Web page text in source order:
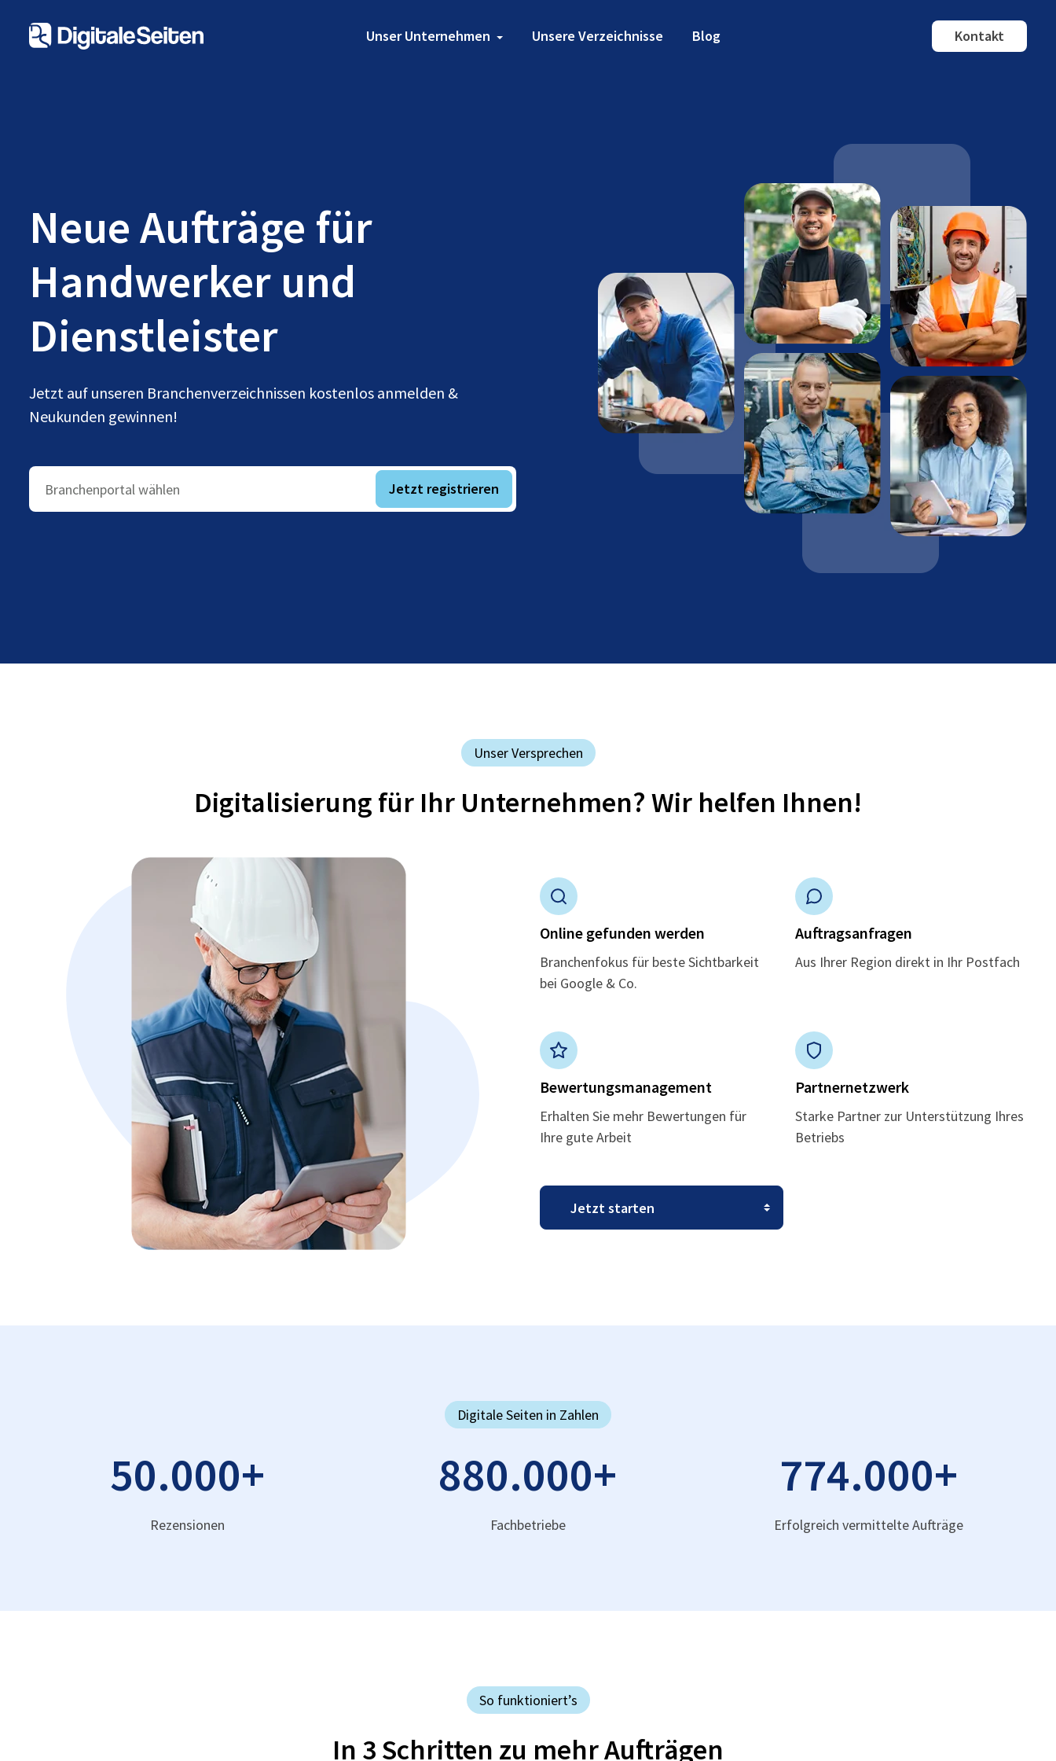
Unser Unternehmen Unsere Verzeichnisse Blog Kontakt
Neue Aufträge für
Handwerker und
Dienstleister
Jetzt auf unseren Branchenverzeichnissen kostenlos anmelden &
Neukunden gewinnen!
Branchenportal wählen Jetzt registrieren
Unser Versprechen
Digitalisierung für Ihr Unternehmen? Wir helfen Ihnen!
Online gefunden werden
Branchenfokus für beste Sichtbarkeit
bei Google & Co.
Auftragsanfragen
Aus Ihrer Region direkt in Ihr Postfach
Bewertungsmanagement
Erhalten Sie mehr Bewertungen für
Ihre gute Arbeit
Partnernetzwerk
Starke Partner zur Unterstützung Ihres
Betriebs
Digitale Seiten in Zahlen
50.000+
Rezensionen
880.000+
Fachbetriebe
774.000+
Erfolgreich vermittelte Aufträge
So funktioniert’s
In 3 Schritten zu mehr Aufträgen